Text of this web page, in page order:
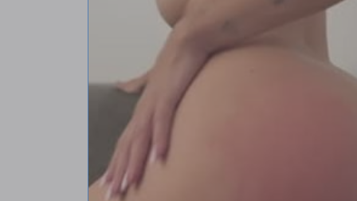
Myra licking Daisy's pussy. Then they get on their knees
calling the shots and he wants a pussy buffet. The girls
enjoy pounding Daisy as she kneels, eating Myra out.
reverse cowgirl ride from Myra and then a cowgirl ride
pussy juices as Mike fucks her in doggy. They wind down
she's cradled in Myra's arms. He pulls out to cum all
his jizz. They all agree they should do this every